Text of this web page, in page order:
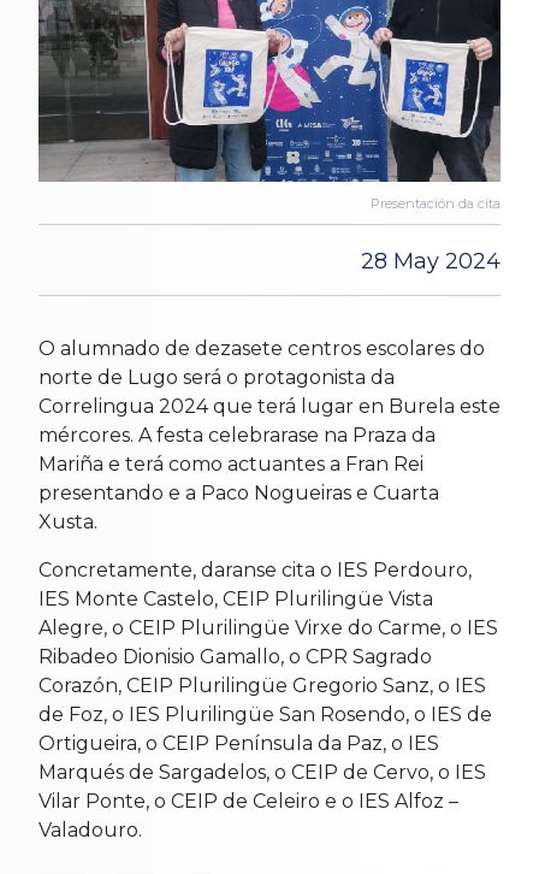
Presentación da cita
28 May 2024
O alumnado de dezasete centros escolares do
norte de Lugo será o protagonista da
Correlingua 2024 que terá lugar en Burela este
mércores. A festa celebrarase na Praza da
Mariña e terá como actuantes a Fran Rei
presentando e a Paco Nogueiras e Cuarta
Xusta.
Concretamente, daranse cita o IES Perdouro,
IES Monte Castelo, CEIP Plurilingüe Vista
Alegre, o CEIP Plurilingüe Virxe do Carme, o IES
Ribadeo Dionisio Gamallo, o CPR Sagrado
Corazón, CEIP Plurilingüe Gregorio Sanz, o IES
de Foz, o IES Plurilingüe San Rosendo, o IES de
Ortigueira, o CEIP Península da Paz, o IES
Marqués de Sargadelos, o CEIP de Cervo, o IES
Vilar Ponte, o CEIP de Celeiro e o IES Alfoz –
Valadouro.